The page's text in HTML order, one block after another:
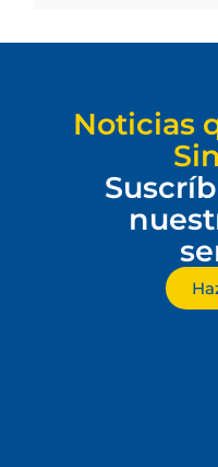
Noticias